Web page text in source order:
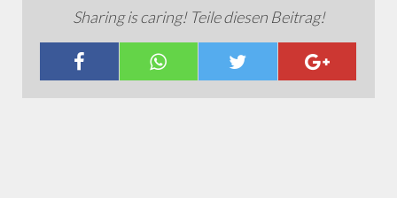
Sharing is caring! Teile diesen Beitrag!